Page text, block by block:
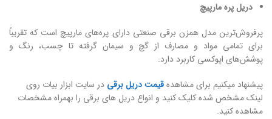
دریل پره مارپیچ
پرفروش‌ترین مدل همزن برقی صنعتی دارای پره‌های مارپیچ است که تقریباً
برای تمامی مواد و مصارف از گچ و سیمان گرفته تا چسب، رنگ و
پوشش‌های اپوکسی کاربرد دارد.
پیشنهاد میکنیم برای مشاهدهقیمت دریل برقی در سایت ابزار بیات روی
لینک مشخص شده کلیک کنید و انواع دریل های برقی را بهمراه مشخصات
مشاهده کنید.